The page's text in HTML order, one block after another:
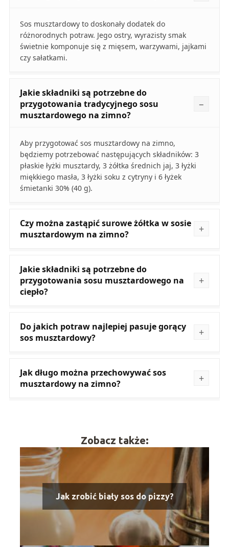
Sos musztardowy to doskonały dodatek do
różnorodnych potraw. Jego ostry, wyrazisty smak
świetnie komponuje się z mięsem, warzywami, jajkami
czy sałatkami.
Jakie składniki są potrzebne do
przygotowania tradycyjnego sosu
musztardowego na zimno?
Aby przygotować sos musztardowy na zimno,
będziemy potrzebować następujących składników: 3
płaskie łyżki musztardy, 3 żółtka średnich jaj, 3 łyżki
miękkiego masła, 3 łyżki soku z cytryny i 6 łyżek
śmietanki 30% (40 g).
Czy można zastąpić surowe żółtka w sosie
musztardowym na zimno?
Jakie składniki są potrzebne do
przygotowania sosu musztardowego na
ciepło?
Do jakich potraw najlepiej pasuje gorący
sos musztardowy?
Jak długo można przechowywać sos
musztardowy na zimno?
Zobacz także:
Jak zrobić biały sos do pizzy?